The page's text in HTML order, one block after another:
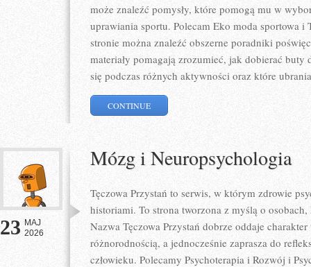
może znaleźć pomysły, które pomogą mu w
uprawiania sportu. Polecam Eko moda sportowa i
stronie można znaleźć obszerne poradniki
materiały pomagają zrozumieć, jak dobierać
się podczas różnych aktywności oraz które
CONTINUE
23 MAJ
2026
Mózg i Neuropsychologia
Tęczowa Przystań to serwis, w którym zdrowie
historiami. To strona tworzona z myślą o
Nazwa Tęczowa Przystań dobrze oddaje
różnorodnością, a jednocześnie zaprasza do
człowieku. Polecamy Psychoterapia i Rozwój i